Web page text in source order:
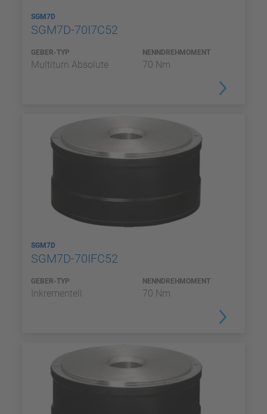
SGM7D
SGM7D-70I7C52
GEBER-TYP
Multiturn Absolute
NENNDREHMOMENT
70 Nm
SGM7D
SGM7D-70IFC52
GEBER-TYP
Inkrementell
NENNDREHMOMENT
70 Nm